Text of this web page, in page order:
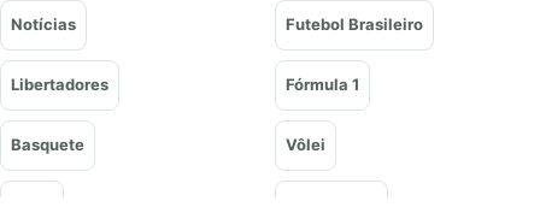
Notícias Futebol Brasileiro
Libertadores Fórmula 1
Basquete Vôlei